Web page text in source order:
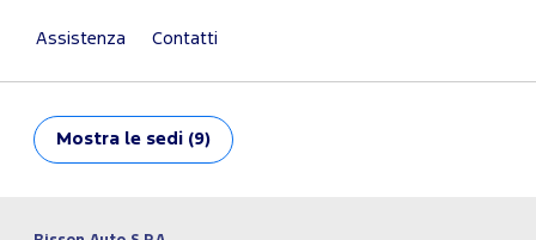
Assistenza Contatti
Mostra le sedi (9)